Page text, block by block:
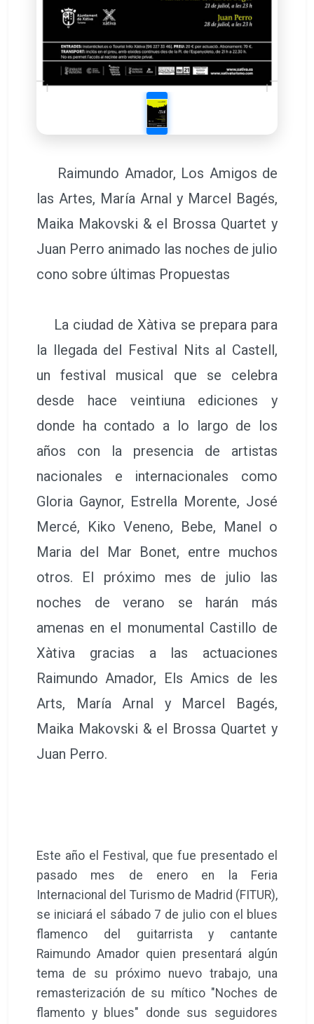
Raimundo Amador, Los Amigos de
las Artes, María Arnal y Marcel Bagés,
Maika Makovski & el Brossa Quartet y
Juan Perro animado las noches de julio
cono sobre últimas Propuestas
La ciudad de Xàtiva se prepara para
la llegada del Festival Nits al Castell,
un festival musical que se celebra
desde hace veintiuna ediciones y
donde ha contado a lo largo de los
años con la presencia de artistas
nacionales e internacionales como
Gloria Gaynor, Estrella Morente, José
Mercé, Kiko Veneno, Bebe, Manel o
Maria del Mar Bonet, entre muchos
otros. El próximo mes de julio las
noches de verano se harán más
amenas en el monumental Castillo de
Xàtiva gracias a las actuaciones
Raimundo Amador, Els Amics de les
Arts, María Arnal y Marcel Bagés,
Maika Makovski & el Brossa Quartet y
Juan Perro.
Este año el Festival, que fue presentado el
pasado mes de enero en la Feria
Internacional del Turismo de Madrid (FITUR),
se iniciará el sábado 7 de julio con el blues
flamenco del guitarrista y cantante
Raimundo Amador quien presentará algún
tema de su próximo nuevo trabajo, una
remasterización de su mítico "Noches de
flamento y blues" donde sus seguidores